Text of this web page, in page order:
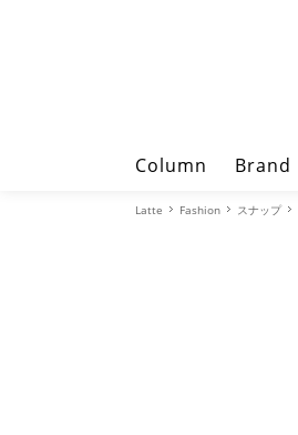
Column Brand
Latte Fashion スナップ